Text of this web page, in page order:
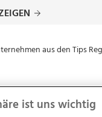
ist uns wichtig